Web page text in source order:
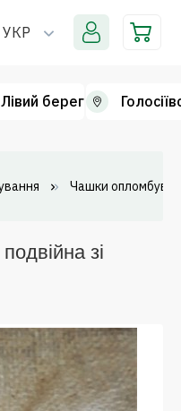
УКР
Лівий берег
Чашки
зі